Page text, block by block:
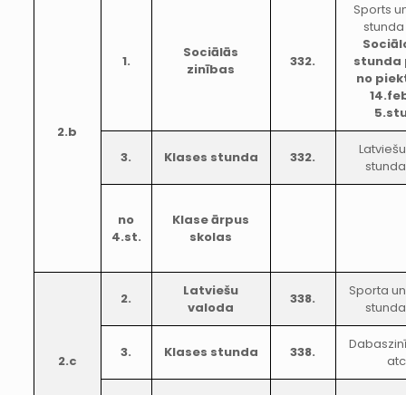
2.b
1.
Sociālās
zinības
332.
Sports
stunda
no
3. Klases stunda 332.
no
4.st.
Klase ārpus
skolas
2.c
2.
Latviešu
valoda
338.
Sporta
3. Klases stunda 338.